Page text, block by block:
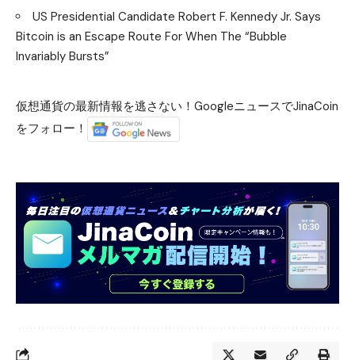
US Presidential Candidate Robert F. Kennedy Jr. Says
Bitcoin is an Escape Route For When The “Bubble
Invariably Bursts”
仮想通貨の最新情報を逃さない！GoogleニュースでJinaCoin
をフォロー！